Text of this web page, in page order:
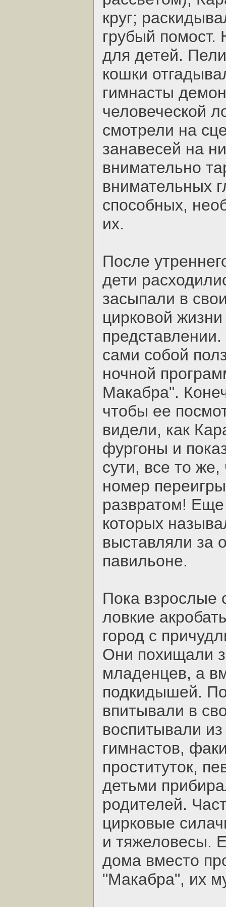
круг;
грубый помост.
для детей.
кошки
гимнасты
человеческой
смотрели на
занавесей на
внимательно
внимательных
способных,
их.
После
дети
засыпали в
цирковой
сами собой
ночной
Макабра".
чтобы ее
видели, как
фургоны и
сути, все то
номер
развратом!
которых
выставляли за
павильоне.
Пока взрослые
ловкие
город с
Они похищали
младенцев, а
подкидышей.
впитывали в
воспитывали
гимнастов,
проституток,
детьми
родителей.
цирковые
и тяжеловесы.
дома вместо
"Макабра", их